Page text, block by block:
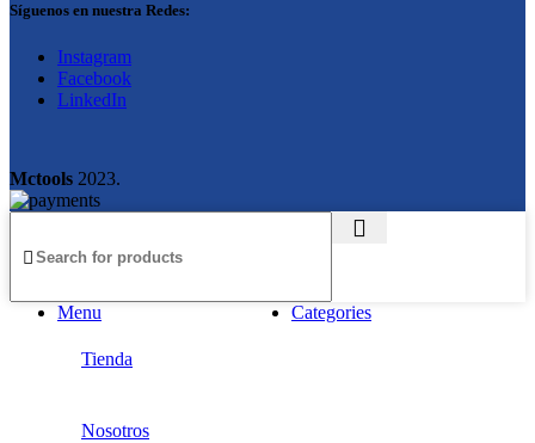
Síguenos en nuestra Redes:
Instagram
Facebook
LinkedIn
Mctools 2023.
Menu Categories
Tienda
Nosotros